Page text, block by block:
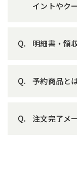
イントやク
明細書・領
予約商品と
注文完了メ